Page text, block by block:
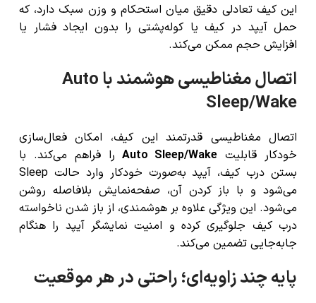
این کیف تعادلی دقیق میان استحکام و وزن سبک دارد، که
حمل آیپد در کیف یا کوله‌پشتی را بدون ایجاد فشار یا
افزایش حجم ممکن می‌کند.
اتصال مغناطیسی هوشمند با Auto
Sleep/Wake
اتصال مغناطیسی قدرتمند این کیف، امکان فعال‌سازی
خودکار قابلیت Auto Sleep/Wakeرا فراهم می‌کند. با
بستن درب کیف، آیپد به‌صورت خودکار وارد حالت Sleep
می‌شود و با باز کردن آن، صفحه‌نمایش بلافاصله روشن
می‌شود. این ویژگی علاوه بر هوشمندی، از باز شدن ناخواسته
درب کیف جلوگیری کرده و امنیت نمایشگر آیپد را هنگام
جابه‌جایی تضمین می‌کند.
پایه چند زاویه‌ای؛ راحتی در هر موقعیت